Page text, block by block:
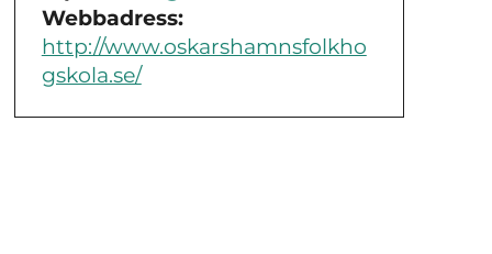
Webbadress:
http://www.oskarshamnsfolkho
gskola.se/